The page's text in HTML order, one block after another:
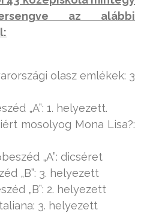
az alábbi
olasz emlékek: 3
„A”: 1. helyezett.
mosolyog Mona Lisa?:
„A”: dicséret
„B”: 3. helyezett
„B”: 2. helyezett
3. helyezett